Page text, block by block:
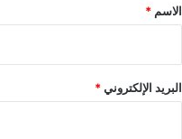
*
الاسم *
البريد الإلكتروني*